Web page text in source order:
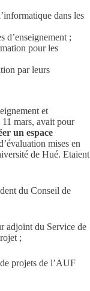
dans les
d’enseignement ;
pour les
par leurs
et
mars, avait pour
un espace
mises en
de Hué. Etaient
du Conseil de
adjoint du Service de
;
projets de l’AUF